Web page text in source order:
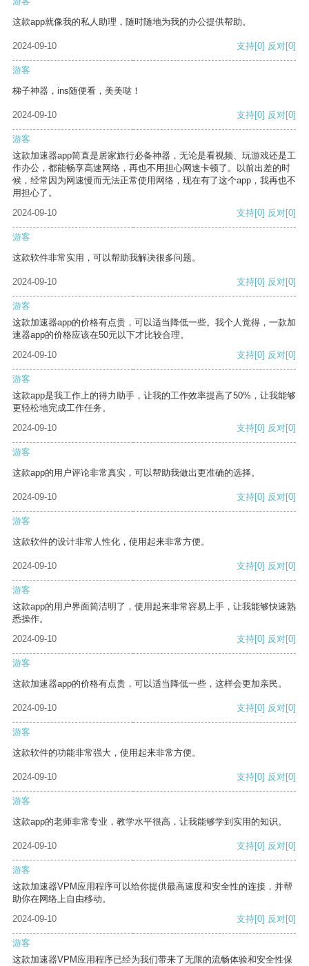
这款app就像我的私人助理，随时随地为我的办公提供帮助。
2024-09-10 支持[0] 反对[0]
游客
梯子神器，ins随便看，美美哒！
2024-09-10 支持[0] 反对[0]
游客
这款加速器app简直是居家旅行必备神器，无论是看视频、玩游戏还是工
作办公，都能畅享高速网络，再也不用担心网速卡顿了。以前出差的时
候，经常因为网速慢而无法正常使用网络，现在有了这个app，我再也不
用担心了。
2024-09-10
支持[0] 反对[0]
游客
这款软件非常实用，可以帮助我解决很多问题。
2024-09-10 支持[0] 反对[0]
游客
这款加速器app的价格有点贵，可以适当降低一些。我个人觉得，一款加
速器app的价格应该在50元以下才比较合理。
2024-09-10
支持[0] 反对[0]
游客
这款app是我工作上的得力助手，让我的工作效率提高了50%，让我能够
更轻松地完成工作任务。
2024-09-10
支持[0] 反对[0]
游客
这款app的用户评论非常真实，可以帮助我做出更准确的选择。
2024-09-10 支持[0] 反对[0]
游客
这款软件的设计非常人性化，使用起来非常方便。
2024-09-10 支持[0] 反对[0]
游客
这款app的用户界面简洁明了，使用起来非常容易上手，让我能够快速熟
悉操作。
2024-09-10
支持[0] 反对[0]
游客
这款加速器app的价格有点贵，可以适当降低一些，这样会更加亲民。
2024-09-10 支持[0] 反对[0]
游客
这款软件的功能非常强大，使用起来非常方便。
2024-09-10 支持[0] 反对[0]
游客
这款app的老师非常专业，教学水平很高，让我能够学到实用的知识。
2024-09-10 支持[0] 反对[0]
游客
这款加速器VPM应用程序可以给你提供最高速度和安全性的连接，并帮
助你在网络上自由移动。
2024-09-10
支持[0] 反对[0]
游客
这款加速器VPM应用程序已经为我们带来了无限的流畅体验和安全性保